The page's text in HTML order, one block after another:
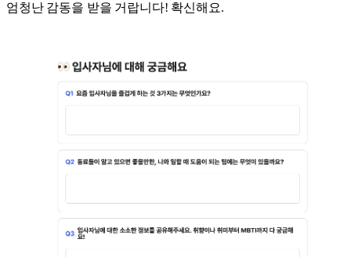
엄청난 감동을 받을 거랍니다! 확신해요.